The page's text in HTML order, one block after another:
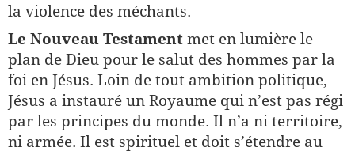
la violence des méchants.
Le Nouveau Testament met en lumière le
plan de Dieu pour le salut des hommes par la
foi en Jésus. Loin de tout ambition politique,
Jésus a instauré un Royaume qui n’est pas régi
par les principes du monde. Il n’a ni territoire,
ni armée. Il est spirituel et doit s’étendre au